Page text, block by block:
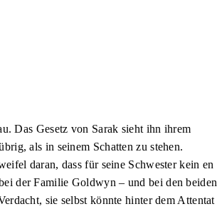
Das Gesetz von Sarak sieht ihn ihrem
als in seinem Schatten zu stehen.
daran, dass für seine Schwester kein en
der Familie Goldwyn – und bei den beiden
sie selbst könnte hinter dem Attentat